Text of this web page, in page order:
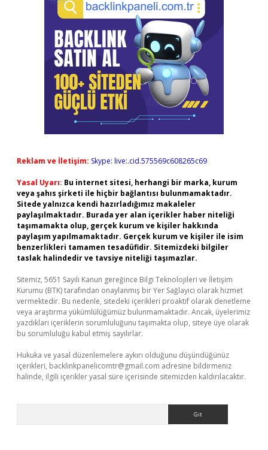
Reklam ve İletişim: Skype: live:.cid.575569c608265c69
Yasal Uyarı: Bu internet sitesi, herhangi bir marka, kurum
veya şahıs şirketi ile hiçbir bağlantısı bulunmamaktadır.
Sitede yalnızca kendi hazırladığımız makaleler
paylaşılmaktadır. Burada yer alan içerikler haber niteliği
taşımamakta olup, gerçek kurum ve kişiler hakkında
paylaşım yapılmamaktadır. Gerçek kurum ve kişiler ile isim
benzerlikleri tamamen tesadüfidir. Sitemizdeki bilgiler
taslak halindedir ve tavsiye niteliği taşımazlar.
Sitemiz, 5651 Sayılı Kanun gereğince Bilgi Teknolojileri ve İletişim
Kurumu (BTK) tarafından onaylanmış bir Yer Sağlayıcı olarak hizmet
vermektedir. Bu nedenle, sitedeki içerikleri proaktif olarak denetleme
veya araştırma yükümlülüğümüz bulunmamaktadır. Ancak, üyelerimiz
yazdıkları içeriklerin sorumluluğunu taşımakta olup, siteye üye olarak
bu sorumluluğu kabul etmiş sayılırlar.
Hukuka ve yasal düzenlemelere aykırı olduğunu düşündüğünüz
içerikleri, backlinkpanelicomtr@gmail.com adresine bildirmeniz
halinde, ilgili içerikler yasal süre içerisinde sitemizden kaldırılacaktır.